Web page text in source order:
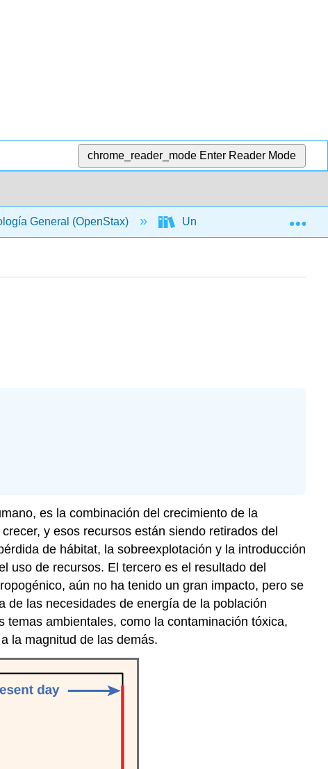
chrome_reader_mode Enter Reader Mode
General (OpenStax) Unidad VIII: Ecología
es la combinación del crecimiento de la
y esos recursos están siendo retirados del
de hábitat, la sobreexplotación y la introducción
uso de recursos. El tercero es el resultado del
aún no ha tenido un gran impacto, pero se
de las necesidades de energía de la población
temas ambientales, como la contaminación tóxica,
la magnitud de las demás.